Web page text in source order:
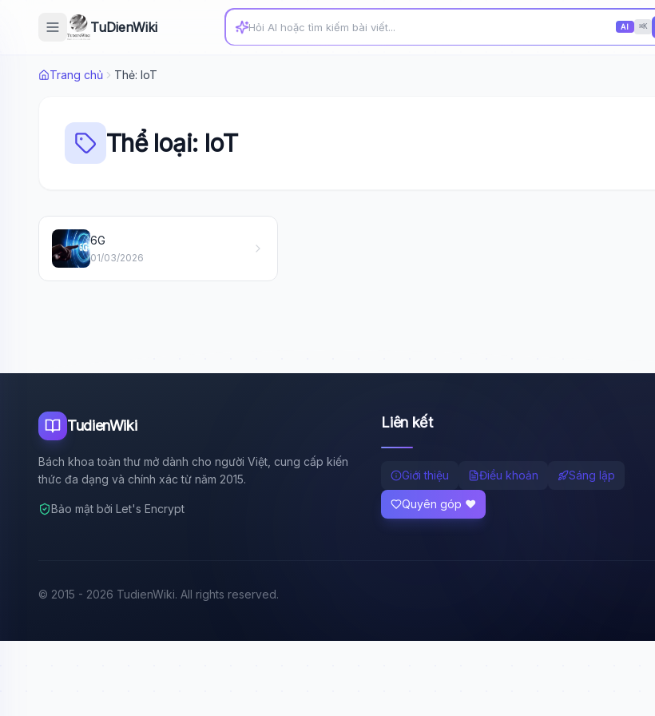
TuDienWiki AI ⌘K
Trang chủ Thẻ: IoT
Thể loại: IoT
6G
01/03/2026
TudienWiki
Bách khoa toàn thư mở dành cho người Việt, cung cấp kiến
thức đa dạng và chính xác từ năm 2015.
Bảo mật bởi Let's Encrypt
Liên kết
Giới thiệu Điều khoản Sáng lập
Quyên góp ❤️
© 2015 - 2026 TudienWiki. All rights reserved.